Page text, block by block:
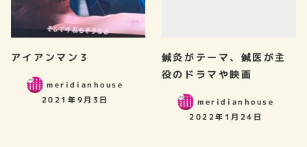
アイアンマン３
meridianhouse
2021年9月3日
鍼灸がテーマ、鍼医が主
役のドラマや映画
meridianhouse
2022年1月24日